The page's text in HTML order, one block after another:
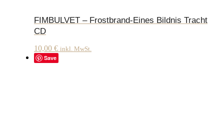
FIMBULVET – Frostbrand-Eines Bildnis Tracht
CD
10,00 € inkl. MwSt.
Save